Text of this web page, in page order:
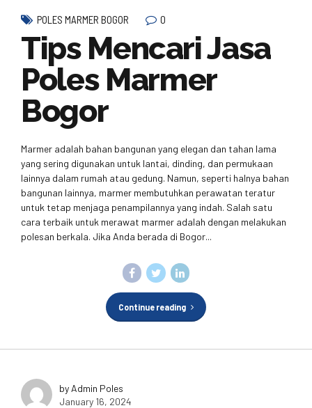
POLES MARMER BOGOR 0
Tips Mencari Jasa
Poles Marmer
Bogor
Marmer adalah bahan bangunan yang elegan dan tahan lama
yang sering digunakan untuk lantai, dinding, dan permukaan
lainnya dalam rumah atau gedung. Namun, seperti halnya bahan
bangunan lainnya, marmer membutuhkan perawatan teratur
untuk tetap menjaga penampilannya yang indah. Salah satu
cara terbaik untuk merawat marmer adalah dengan melakukan
polesan berkala. Jika Anda berada di Bogor...
Continue reading
by Admin Poles
January 16, 2024